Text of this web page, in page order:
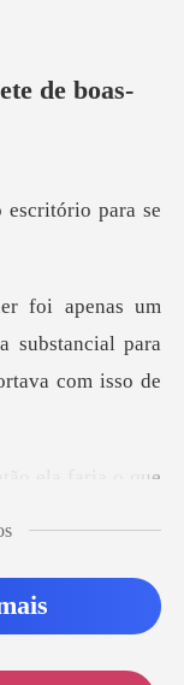
de boas-
escritório para
substancial para
ela fari